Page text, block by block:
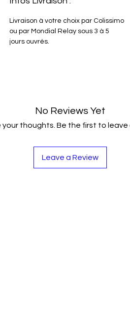
Livraison à votre choix par Colissimo
ou par Mondial Relay sous 3 à 5
jours ouvrés.
No Reviews Yet
your thoughts. Be the first to leave
Leave a Review